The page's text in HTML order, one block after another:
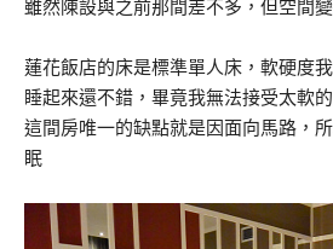
雖然陳設與之前那間差不多，但空間
蓮花飯店的床是標準單人床，軟硬度
睡起來還不錯，畢竟我無法接受太軟
這間房唯一的缺點就是因面向馬路，
眠